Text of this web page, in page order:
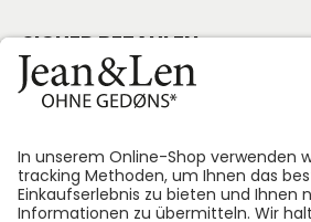
SICHER BEZAHLEN